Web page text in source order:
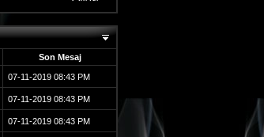
Son Mesaj
07-11-2019 08:43 PM
07-11-2019 08:43 PM
07-11-2019 08:43 PM